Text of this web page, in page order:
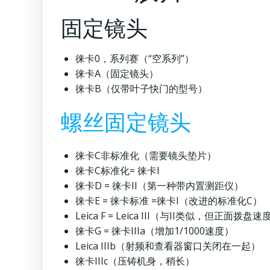
固定镜头
徕卡0，系列赛（“空系列”）
徕卡A（固定镜头）
徕卡B（仅带叶子快门的型号）
螺丝固定镜头
徕卡C非标准化（需要镜头垫片）
徕卡C标准化= 徕卡I
徕卡D = 徕卡II（第一种带内置测距仪）
徕卡E = 徕卡标准 =徕卡I（改进的标准化C）
Leica F = Leica III（与II类似，但正面拨盘速度
徕卡G = 徕卡IIIa（增加1/1000速度）
Leica IIIb（射频和查看器窗口关闭在一起）
徕卡IIIc（压铸机身，稍长）